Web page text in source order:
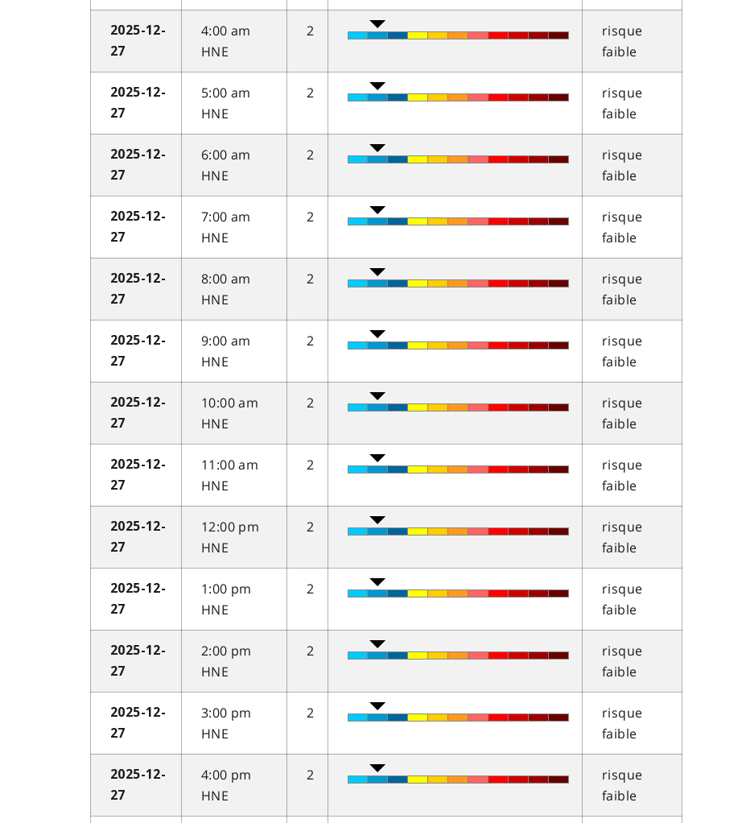
2025-12-
27
4:00 am
HNE
2
risque
faible
2025-12-
27
5:00 am
HNE
2
risque
faible
2025-12-
27
6:00 am
HNE
2
risque
faible
2025-12-
27
7:00 am
HNE
2
risque
faible
2025-12-
27
8:00 am
HNE
2
risque
faible
2025-12-
27
9:00 am
HNE
2
risque
faible
2025-12-
27
10:00 am
HNE
2
risque
faible
2025-12-
27
11:00 am
HNE
2
risque
faible
2025-12-
27
12:00 pm
HNE
2
risque
faible
2025-12-
27
1:00 pm
HNE
2
risque
faible
2025-12-
27
2:00 pm
HNE
2
risque
faible
2025-12-
27
3:00 pm
HNE
2
risque
faible
2025-12-
27
4:00 pm
HNE
2
risque
faible